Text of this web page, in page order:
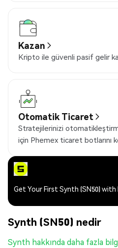
Kazan
Kripto ile güvenli pasif gelir
Otomatik Ticaret
Stratejilerinizi
için Phemex ticaret botlarını
Get Your First Synth (SN50) with
Synth (SN50) nedir
Synth hakkında daha fazla